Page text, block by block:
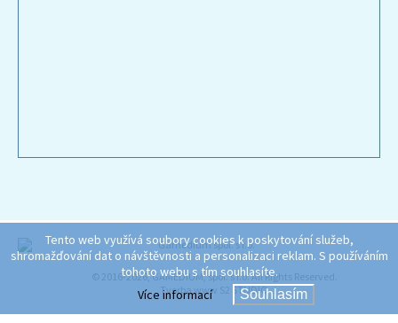
Tento web využívá soubory cookies k poskytování služeb,
shromažďování dat o návštěvnosti a personalizaci reklam. S používáním
tohoto webu s tím souhlasíte.
Více informací
Souhlasím
© 2016-2026, GAMEDIUM, spol. s r.o. All Rights Reserved.
Tvorba www S2 STUDIO